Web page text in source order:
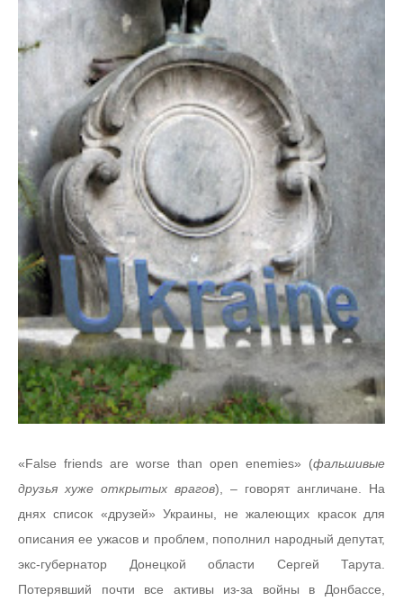
«False friends are worse than open enemies» (фальшивые
друзья хуже открытых врагов), – говорят англичане. На
днях список «друзей» Украины, не жалеющих красок для
описания ее ужасов и проблем, пополнил народный депутат,
экс-губернатор Донецкой области Сергей Тарута.
Потерявший почти все активы из-за войны в Донбассе,